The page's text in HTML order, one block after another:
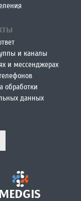
и каналы
и мессенджерах
обработки
данных